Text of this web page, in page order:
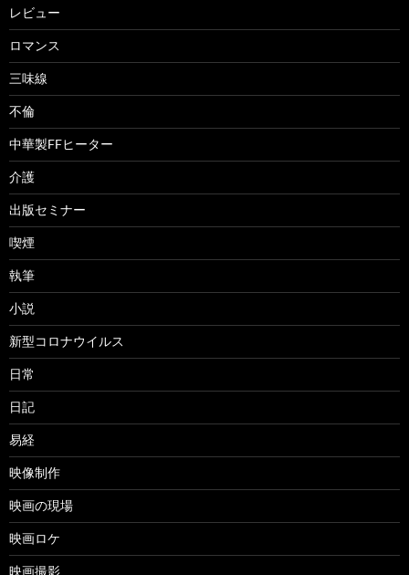
レビュー
ロマンス
三味線
不倫
中華製FFヒーター
介護
出版セミナー
喫煙
執筆
小説
新型コロナウイルス
日常
日記
易経
映像制作
映画の現場
映画ロケ
映画撮影